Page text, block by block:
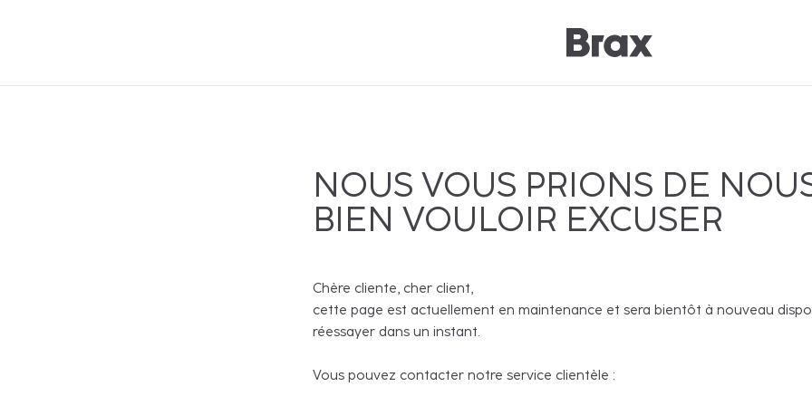
NOUS VOUS PRIONS DE
BIEN VOULOIR EXCUSER
Chère cliente, cher client,
cette page est actuellement en maintenance et sera bientôt à nouveau
réessayer dans un instant.
Vous pouvez contacter notre service clientèle :